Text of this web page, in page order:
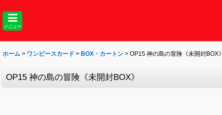
メニュー
ホーム > ワンピースカード > BOX・カートン > OP15 神の島の冒険《未開封BOX》
OP15 神の島の冒険《未開封BOX》